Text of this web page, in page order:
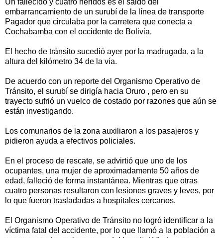
Un fallecido y cuatro heridos es el saldo del
embarrancamiento de un surubí de la línea de transporte
Pagador que circulaba por la carretera que conecta a
Cochabamba con el occidente de Bolivia.
El hecho de tránsito sucedió ayer por la madrugada, a la
altura del kilómetro 34 de la vía.
De acuerdo con un reporte del Organismo Operativo de
Tránsito, el surubí se dirigía hacia Oruro , pero en su
trayecto sufrió un vuelco de costado por razones que aún se
están investigando.
Los comunarios de la zona auxiliaron a los pasajeros y
pidieron ayuda a efectivos policiales.
En el proceso de rescate, se advirtió que uno de los
ocupantes, una mujer de aproximadamente 50 años de
edad, falleció de forma instantánea. Mientras que otras
cuatro personas resultaron con lesiones graves y leves, por
lo que fueron trasladadas a hospitales cercanos.
El Organismo Operativo de Tránsito no logró identificar a la
víctima fatal del accidente, por lo que llamó a la población a